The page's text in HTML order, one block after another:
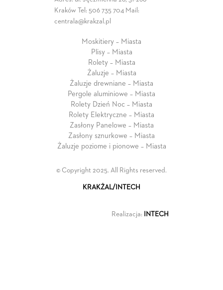
Kraków Tel: 506 735 704 Mail:
centrala@krakzal.pl
Moskitiery – Miasta
Plisy – Miasta
Rolety – Miasta
Żaluzje – Miasta
Żaluzje drewniane – Miasta
Pergole aluminiowe – Miasta
Rolety Dzień Noc – Miasta
Rolety Elektryczne – Miasta
Zasłony Panelowe – Miasta
Zasłony sznurkowe – Miasta
Żaluzje poziome i pionowe – Miasta
© Copyright 2025. All Rights reserved.
KRAKŻAL/INTECH
Realizacja: INTECH